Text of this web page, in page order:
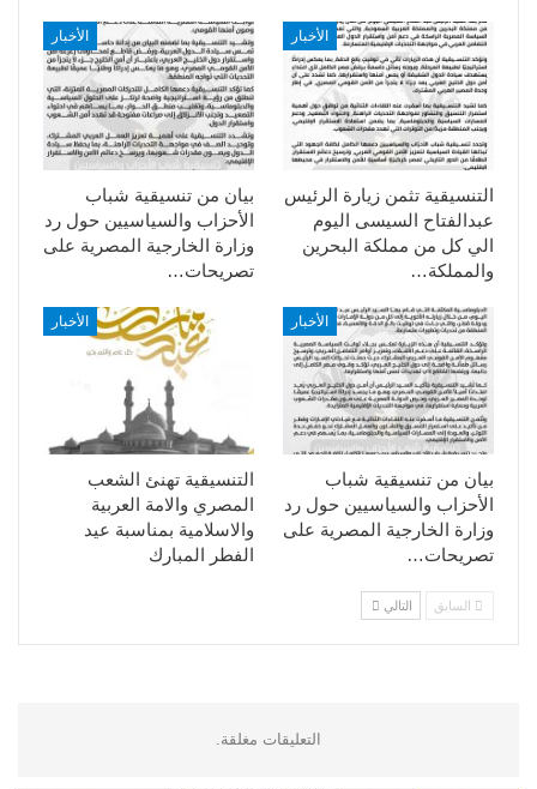
الأخبار
بيان من تنسيقية شباب
الأحزاب والسياسيين حول رد
وزارة الخارجية المصرية على
تصريحات…
الأخبار
التنسيقية تثمن زيارة الرئيس
عبدالفتاح السيسى اليوم
الي كل من مملكة البحرين
والمملكة…
الأخبار
التنسيقية تهنئ الشعب
المصري والامة العربية
والاسلامية بمناسبة عيد
الفطر المبارك
الأخبار
بيان من تنسيقية شباب
الأحزاب والسياسيين حول رد
وزارة الخارجية المصرية على
تصريحات…
السابق التالي
التعليقات مغلقة.